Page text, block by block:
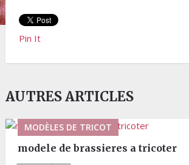
Pin It
AUTRES ARTICLES
MODÈLES DE TRICOT
modele de brassieres a tricoter